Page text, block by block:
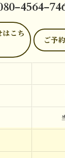
4564-
はこち
ご予